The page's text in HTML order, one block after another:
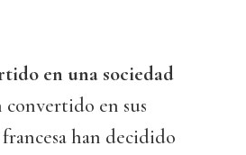
en una sociedad
convertido en sus
han decidido